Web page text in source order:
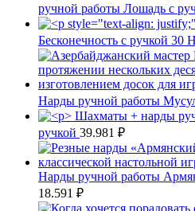
ручной работы Лошадь с
Бесконечность с ручкой 30
Нарды ручной работы
Шахматы + нарды
ручкой 39.981 ₽
Нарды ручной работы
18.591 ₽